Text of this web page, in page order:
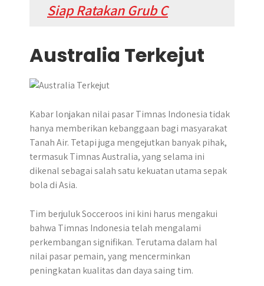
Siap Ratakan Grub C
Australia Terkejut
Kabar lonjakan nilai pasar Timnas Indonesia tidak
hanya memberikan kebanggaan bagi masyarakat
Tanah Air. Tetapi juga mengejutkan banyak pihak,
termasuk Timnas Australia, yang selama ini
dikenal sebagai salah satu kekuatan utama sepak
bola di Asia.
Tim berjuluk Socceroos ini kini harus mengakui
bahwa Timnas Indonesia telah mengalami
perkembangan signifikan. Terutama dalam hal
nilai pasar pemain, yang mencerminkan
peningkatan kualitas dan daya saing tim.